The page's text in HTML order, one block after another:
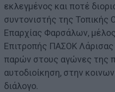
εκλεγμένος και ποτέ
συντονιστής της
Επαρχίας Φαρσάλων,
Επιτροπής ΠΑΣΟΚ Λάρισας
παρών στους αγώνες της
αυτοδιοίκηση, στην
διάλογο.